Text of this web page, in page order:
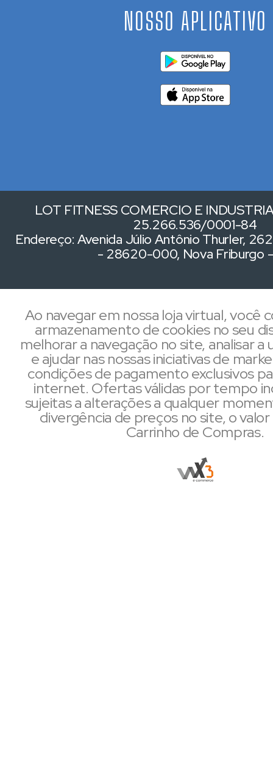
NOSSO APLICATIVO
LOT FITNESS COMERCIO E
25.266.536/0001-84
Endereço: Avenida Júlio Antônio Thurler,
- 28620-000, Nova Friburgo
Ao navegar em nossa loja virtual, você
armazenamento de cookies no seu
melhorar a navegação no site, analisar a
e ajudar nas nossas iniciativas de
condições de pagamento exclusivos
internet. Ofertas válidas por tempo
sujeitas a alterações a qualquer
divergência de preços no site, o
Carrinho de Compras.